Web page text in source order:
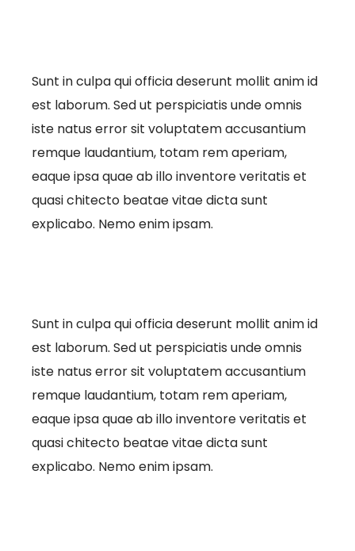
Sunt in culpa qui officia deserunt mollit anim id
est laborum. Sed ut perspiciatis unde omnis
iste natus error sit voluptatem accusantium
remque laudantium, totam rem aperiam,
eaque ipsa quae ab illo inventore veritatis et
quasi chitecto beatae vitae dicta sunt
explicabo. Nemo enim ipsam.
Sunt in culpa qui officia deserunt mollit anim id
est laborum. Sed ut perspiciatis unde omnis
iste natus error sit voluptatem accusantium
remque laudantium, totam rem aperiam,
eaque ipsa quae ab illo inventore veritatis et
quasi chitecto beatae vitae dicta sunt
explicabo. Nemo enim ipsam.